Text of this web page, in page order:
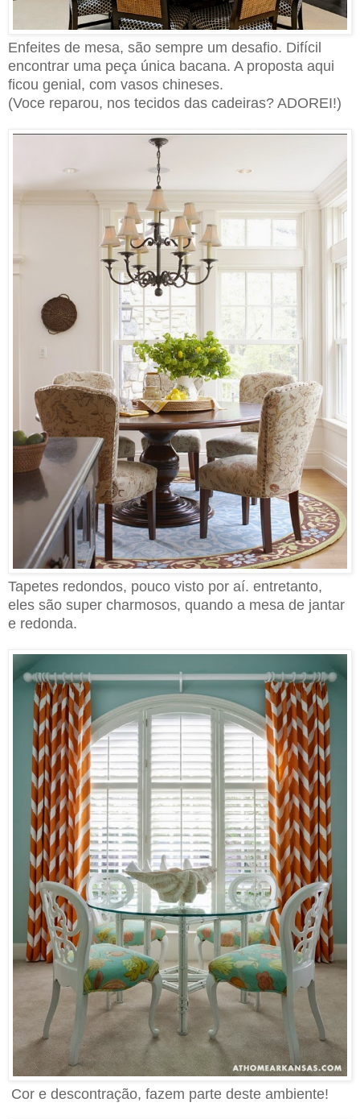
Enfeites de mesa, são sempre um desafio. Difícil
encontrar uma peça única bacana. A proposta aqui
ficou genial, com vasos chineses.
(Voce reparou, nos tecidos das cadeiras? ADOREI!)
Tapetes redondos, pouco visto por aí. entretanto,
eles são super charmosos, quando a mesa de jantar
e redonda.
Cor e descontração, fazem parte deste ambiente!